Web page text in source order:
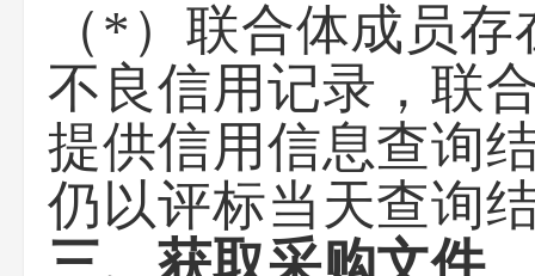
（*）联合体成员
不良信用记录，联
提供信用信息查询
仍以评标当天查询
三、获取采购文件